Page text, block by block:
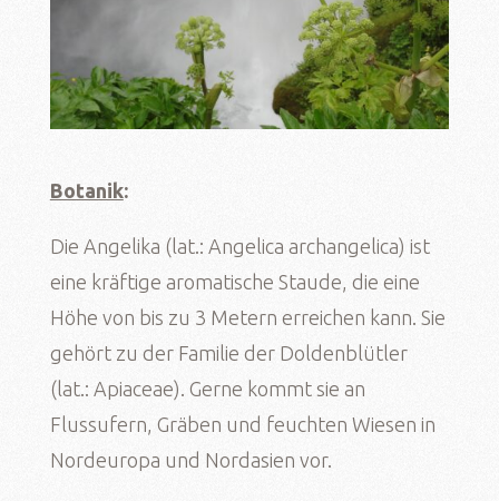
Botanik:
Die Angelika (lat.: Angelica archangelica) ist
eine kräftige aromatische Staude, die eine
Höhe von bis zu 3 Metern erreichen kann. Sie
gehört zu der Familie der Doldenblütler
(lat.: Apiaceae). Gerne kommt sie an
Flussufern, Gräben und feuchten Wiesen in
Nordeuropa und Nordasien vor.